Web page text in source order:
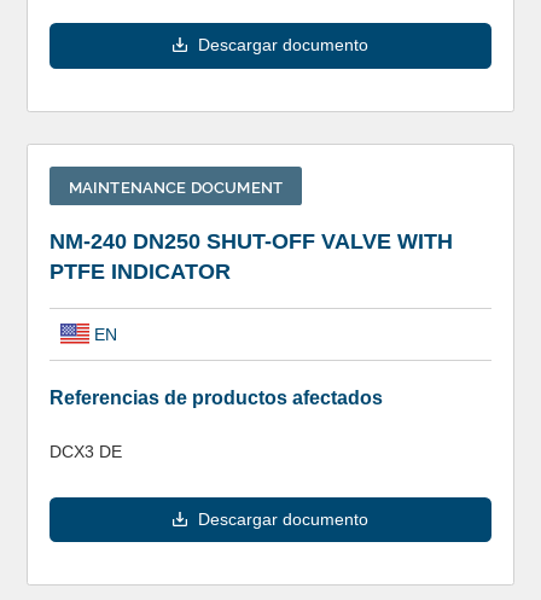
Descargar documento
MAINTENANCE DOCUMENT
NM-240 DN250 SHUT-OFF VALVE WITH
PTFE INDICATOR
EN
Referencias de productos afectados
DCX3 DE
Descargar documento